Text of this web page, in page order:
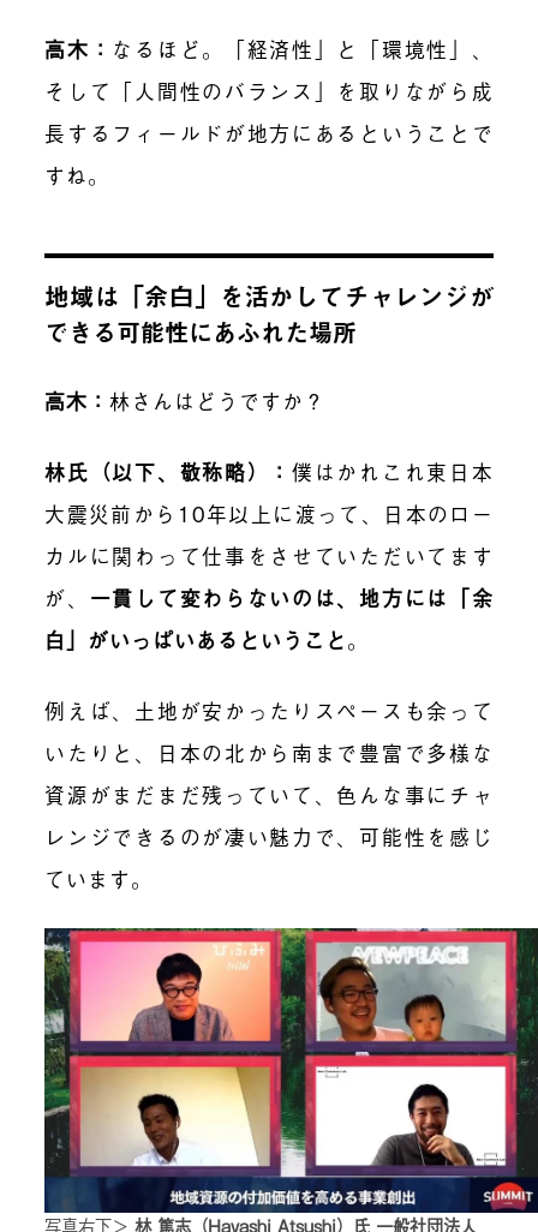
高木： なるほど。「経済性」と「環境性」、
そして「人間性のバランス」を取りながら成
長するフィールドが地方にあるということで
すね。
地域は「余白」を活かしてチャレンジが
できる可能性にあふれた場所
高木：林さんはどうですか？
林氏（以下、敬称略）：僕はかれこれ東日本
大震災前から10年以上に渡って、日本のロー
カルに関わって仕事をさせていただいてます
が、 一貫して変わらないのは、地方には「余
白」 がいっぱいあるということ。
例えば、土地が安かったりスペースも余って
いたりと、日本の北から南まで豊富で多様な
資源がまだまだ残っていて、色んな事にチャ
レンジできるのが凄い魅力で、可能性を感じ
ています。
写真右下＞林 篤志（Hayashi Atsushi）氏 一般社団法人